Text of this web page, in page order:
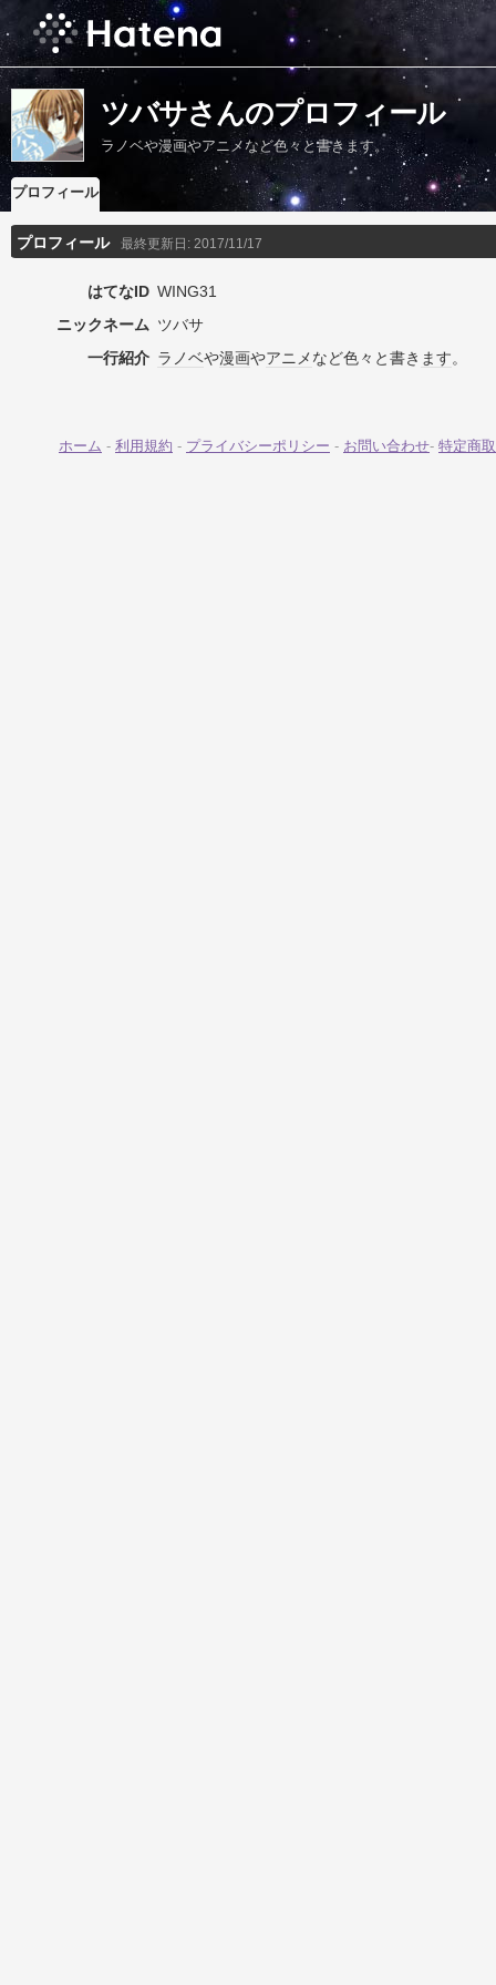
ツバサさんのプロフィール
ラノベや漫画やアニメなど色々と書きます。
プロフィール
プロフィール 最終更新日: 2017/11/17
はてなID WING31
ニックネーム ツバサ
一行紹介 ラノベや漫画やアニメなど色々と書き ます。
ホーム - 利用規約 - プライバシーポリシー - お問い合わせ- 特定商